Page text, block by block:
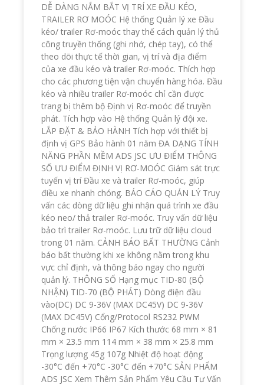
DỄ DÀNG NẮM BẮT VỊ TRÍ XE ĐẦU KÉO,
TRAILER RƠ MOÓC Hệ thống Quản lý xe Đầu
kéo/ trailer Rơ-moóc thay thế cách quản lý thủ
công truyền thống (ghi nhớ, chép tay), có thể
theo dõi thực tế thời gian, vị trí và địa điểm
của xe đầu kéo và trailer Rơ-moóc. Thích hợp
cho các phương tiện vận chuyển hàng hóa. Đầu
kéo và nhiều trailer Rơ-moóc chỉ cần được
trang bị thêm bộ Định vị Rơ-moóc để truyền
phát. Tích hợp vào Hệ thống Quản lý đội xe.
LẮP ĐẶT & BẢO HÀNH Tích hợp với thiết bị
định vị GPS Bảo hành 01 năm ĐA DẠNG TÍNH
NĂNG PHẦN MỀM ADS JSC ƯU ĐIỂM THÔNG
SỐ ƯU ĐIỂM ĐỊNH VỊ RƠ-MOÓC Giám sát trực
tuyến vị trí Đầu xe và trailer Rơ-moóc, giúp
điều xe nhanh chóng. BÁO CÁO QUẢN LÝ Truy
vấn các dòng dữ liệu ghi nhận quá trình xe đầu
kéo neo/ thả trailer Rơ-moóc. Truy vấn dữ liệu
bảo trì trailer Rơ-moóc. Lưu trữ dữ liệu cloud
trong 01 năm. CẢNH BÁO BẤT THƯỜNG Cảnh
báo bất thường khi xe không nằm trong khu
vực chỉ định, và thông báo ngay cho người
quản lý. THÔNG SỐ Hạng mục TID-80 (BỘ
NHẬN) TID-70 (BỘ PHÁT) Dòng điện đầu
vào(DC) DC 9-36V (MAX DC45V) DC 9-36V
(MAX DC45V) Cổng/Protocol RS232 PWM
Chống nước IP66 IP67 Kích thước 68 mm × 81
mm × 23.5 mm 114 mm × 38 mm × 25.8 mm
Trọng lượng 45g 107g Nhiệt độ hoạt động
-30°C đến +70°C -30°C đến +70°C SẢN PHẨM
ADS JSC Xem Thêm Sản Phẩm Yêu Cầu Tư Vấn